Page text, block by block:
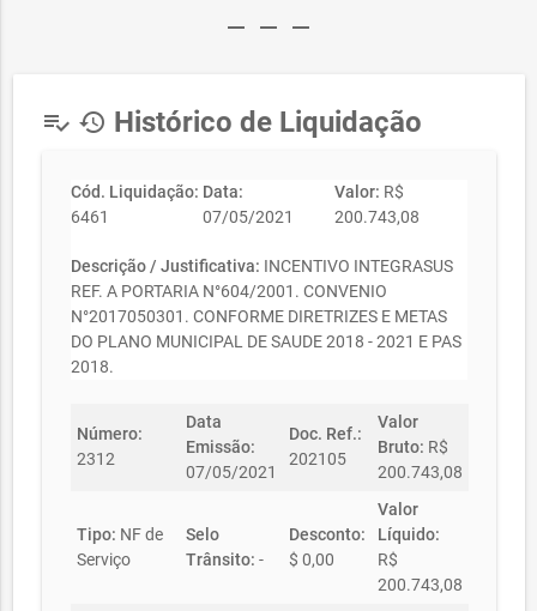
remove remove remove
playlist_add_check history Histórico de Liquidação
Cód. Liquidação:
6461
Data:
07/05/2021
Valor: R$
200.743,08
Descrição / Justificativa: INCENTIVO INTEGRASUS
REF. A PORTARIA N°604/2001. CONVENIO
N°2017050301. CONFORME DIRETRIZES E METAS
DO PLANO MUNICIPAL DE SAUDE 2018 - 2021 E PAS
2018.
Número:
2312
Data
Emissão:
07/05/2021
Doc. Ref.:
202105
Valor
Bruto: R$
200.743,08
Tipo: NF de
Serviço
Selo
Trânsito: -
Desconto:
$ 0,00
Valor
Líquido:
R$
200.743,08